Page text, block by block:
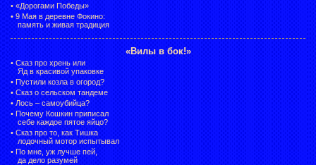
• «Дорогами Победы»
• 9 Мая в деревне Фокино:
память и живая традиция
«Вилы в бок!»
• Сказ про хрень или
Яд в красивой упаковке
• Пустили козла в огород?
• Сказ о сельском тандеме
• Лось – самоубийца?
• Почему Кошкин приписал
себе каждое пятое яйцо?
• Сказ про то, как Тишка
лодочный мотор испытывал
• По мне, уж лучше пей,
да дело разумей